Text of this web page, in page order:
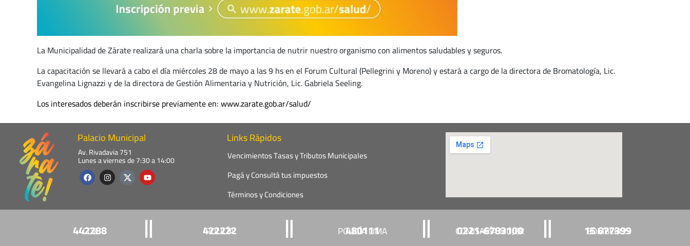
La Municipalidad de Zárate realizará una charla sobre la importancia de nutrir nuestro organismo con alimentos saludables y seguros.
La capacitación se llevará a cabo el día miércoles 28 de mayo a las 9 hs en el Forum Cultural (Pellegrini y Moreno) y estará a cargo de la directora de Bromatología, Lic.
Evangelina Lignazzi y de la directora de Gestión Alimentaria y Nutrición, Lic. Gabriela Seeling.
Los interesados deberán inscribirse previamente en:www.zarate.gob.ar/salud/
Palacio Municipal
Av. Rivadavia 751
Lunes a viernes de 7:30 a 14:00
F
a
c
o
k
I
n
s
g
a
m
Y
o
u
b
e
Links Rápidos
Vencimientos Tasas y Tributos Municipales
Pagá y Consultá tus impuestos
Términos y Condiciones
442288
COZ 422222
POLICÍA 480111
POLICÍA LIMA 0221-6783100
COMISARÍA MUJER 15 677399
BOMBEROS